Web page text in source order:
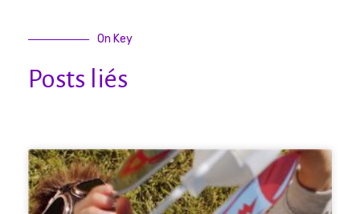
On Key
Posts liés